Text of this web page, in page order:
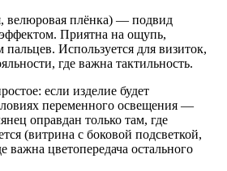
велюровая плёнка) — подвид
Приятна на ощупь,
пальцев. Используется для визиток,
где важна тактильность.
если изделие будет
переменного освещения —
оправдан только там, где
(витрина с боковой подсветкой,
важна цветопередача остального